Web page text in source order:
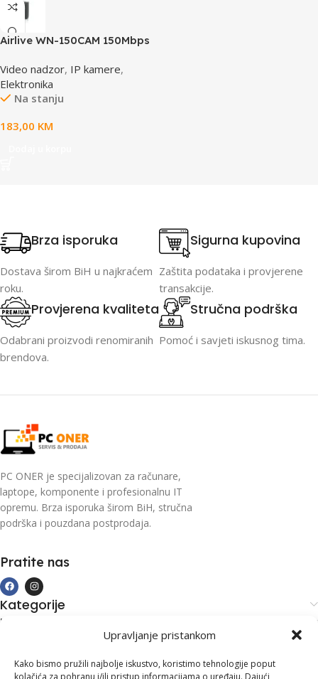
Upravljanje pristankom
Kako bismo pružili najbolje iskustvo, koristimo tehnologije poput
kolačića za pohranu i/ili pristup informacijama o uređaju. Dajući
Airlive WN-150CAM 150Mbps
Video nadzor, IP kamere,
Elektronika
Na stanju
183,00 KM
Brza isporuka
Dostava širom BiH u najkraćem
roku.
Sigurna kupovina
Zaštita podataka i provjerene
transakcije.
Provjerena kvaliteta
Odabrani proizvodi renomiranih
brendova.
Stručna podrška
Pomoć i savjeti iskusnog tima.
PC ONER je specijalizovan za računare,
laptope, komponente i profesionalnu IT
opremu. Brza isporuka širom BiH, stručna
podrška i pouzdana postprodaja.
Pratite nas
Kategorije
Kupovina i podrška
Kontakt informacije